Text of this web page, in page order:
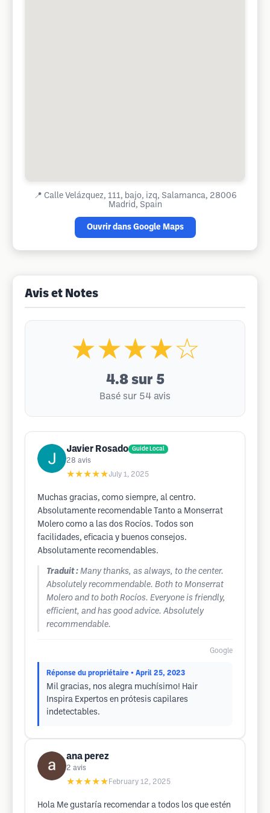
📍 Calle Velázquez, 111, bajo, izq, Salamanca, 28006
Madrid, Spain
Ouvrir dans Google Maps
Avis et Notes
★★★★☆
4.8 sur 5
Basé sur 54 avis
Javier Rosado Guide Local
28 avis
★★★★★July 1, 2025
Muchas gracias, como siempre, al centro.
Absolutamente recomendable Tanto a Monserrat
Molero como a las dos Rocíos. Todos son
facilidades, eficacia y buenos consejos.
Absolutamente recomendables.
Traduit : Many thanks, as always, to the center.
Absolutely recommendable. Both to Monserrat
Molero and to both Rocíos. Everyone is friendly,
efficient, and has good advice. Absolutely
recommendable.
Google
Réponse du propriétaire • April 25, 2023
Mil gracias, nos alegra muchísimo! Hair
Inspira Expertos en prótesis capilares
indetectables.
ana perez
2 avis
★★★★★ February 12, 2025
Hola Me gustaría recomendar a todos los que estén